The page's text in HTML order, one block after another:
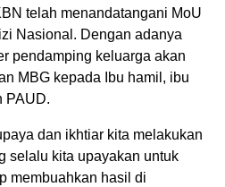
telah menandatangani MoU
Nasional. Dengan adanya
pendamping keluarga akan
MBG kepada Ibu hamil, ibu
PAUD.
dan ikhtiar kita melakukan
selalu kita upayakan untuk
membuahkan hasil di